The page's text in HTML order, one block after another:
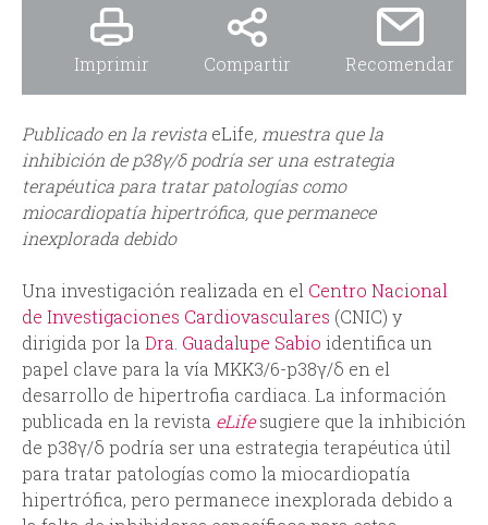
s
q
u
e
d
a
Imprimir Compartir Recomendar
Publicado en la revista eLife, muestra que la
inhibición de p38γ/δ podría ser una estrategia
terapéutica para tratar patologías como
miocardiopatía hipertrófica, que permanece
inexplorada debido
Una investigación realizada en el Centro Nacional
de Investigaciones Cardiovasculares (CNIC) y
dirigida por la Dra. Guadalupe Sabio identifica un
papel clave para la vía MKK3/6-p38γ/δ en el
desarrollo de hipertrofia cardiaca. La información
publicada en la revista eLife sugiere que la inhibición
de p38γ/δ podría ser una estrategia terapéutica útil
para tratar patologías como la miocardiopatía
hipertrófica, pero permanece inexplorada debido a